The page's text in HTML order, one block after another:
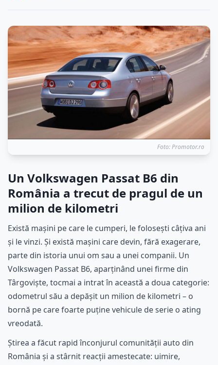
Foto: Promotor.ro
Un Volkswagen Passat B6 din
România a trecut de pragul de un
milion de kilometri
Există mașini pe care le cumperi, le folosești câțiva ani
și le vinzi. Și există mașini care devin, fără exagerare,
parte din istoria unui om sau a unei companii. Un
Volkswagen Passat B6, aparținând unei firme din
Târgoviște, tocmai a intrat în această a doua categorie:
odometrul său a depășit un milion de kilometri – o
bornă pe care foarte puține vehicule de serie o ating
vreodată.
Știrea a făcut rapid înconjurul comunității auto din
România și a stârnit reacții amestecate: uimire,